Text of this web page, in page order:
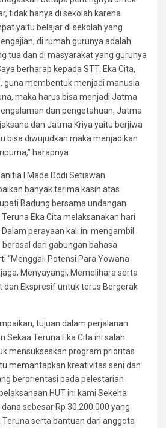
tidak hanya di sekolah karena
yaitu belajar di sekolah yang
di rumah gurunya adalah
tua dan di masyarakat yang gurunya
berharap kepada STT. Eka Cita,
guna membentuk menjadi manusia
maka harus bisa menjadi Jatma
dan pengetahuan, Jatma
dan Jatma Kriya yaitu berjiwa
bisa diwujudkan maka menjadikan
harapnya.
I Made Dodi Setiawan
banyak terima kasih atas
Badung bersama undangan
Eka Cita melaksanakan hari
perayaan kali ini mengambil
berasal dari gabungan bahasa
“Menggali Potensi Para Yowana
Menyayangi, Memelihara serta
Ekspresif untuk terus Bergerak
tujuan dalam perjalanan
Sekaa Teruna Eka Cita ini salah
mensukseskan program prioritas
memantapkan kreativitas seni dan
berorientasi pada pelestarian
HUT ini kami Sekeha
sebesar Rp 30.200.000 yang
Teruna serta bantuan dari anggota